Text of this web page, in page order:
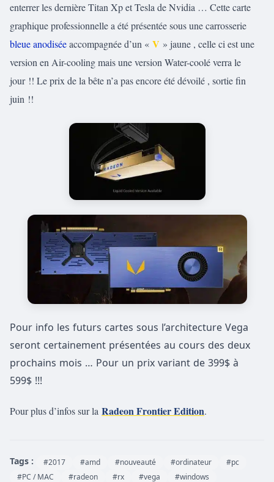
enterrer les dernière Titan Xp et Tesla de Nvidia … Cette carte
graphique professionnelle a été présentée sous une carrosserie
bleue anodiséeaccompagnée d’un « V » jaune , celle ci est une
version en Air-cooling mais une version Water-coolé verra le
jour !! Le prix de la bête n’a pas encore été dévoilé , sortie fin
juin !!
Pour info les futurs cartes sous l’architecture Vega
seront certainement présentées au cours des deux
prochains mois … Pour un prix variant de 399$ à
599$ !!!
Pour plus d’infos sur la Radeon Frontier Edition.
Tags : #2017 #amd #nouveauté #ordinateur
#pc
#PC / MAC
#radeon #rx #vega
#windows